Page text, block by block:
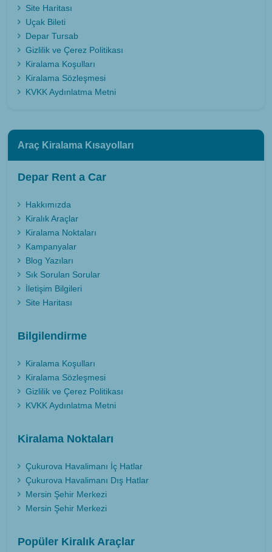
Site Haritası
Uçak Bileti
Depar Tursab
Gizlilik ve Çerez Politikası
Kiralama Koşulları
Kiralama Sözleşmesi
KVKK Aydınlatma Metni
Araç Kiralama Kısayolları
Depar Rent a Car
Hakkımızda
Kiralık Araçlar
Kiralama Noktaları
Kampanyalar
Blog Yazıları
Sık Sorulan Sorular
İletişim Bilgileri
Site Haritası
Bilgilendirme
Kiralama Koşulları
Kiralama Sözleşmesi
Gizlilik ve Çerez Politikası
KVKK Aydınlatma Metni
Kiralama Noktaları
Çukurova Havalimanı İç Hatlar
Çukurova Havalimanı Dış Hatlar
Mersin Şehir Merkezi
Mersin Şehir Merkezi
Popüler Kiralık Araçlar